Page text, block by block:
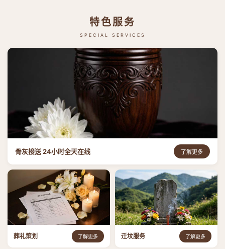
特色服务
SPECIAL SERVICES
骨灰接送 24小时全天在线 了解更多
葬礼策划 了解更多 迁坟服务 了解更多